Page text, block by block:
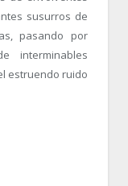
susurros de
pasando por
interminables
estruendo ruido